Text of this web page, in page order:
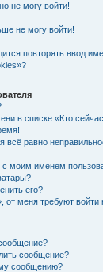
не могу войти!
не могу войти!
повторять ввод
в списке «Кто
всё равно
моим именем
его?
от меня требуют
сообщение?
сообщению?